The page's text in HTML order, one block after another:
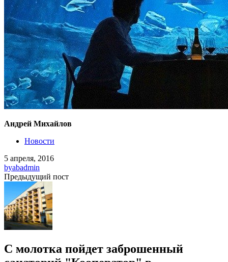
Андрей Михайлов
Новости
5 апреля, 2016
byabadmin
Предыдущий пост
С молотка пойдет заброшенный